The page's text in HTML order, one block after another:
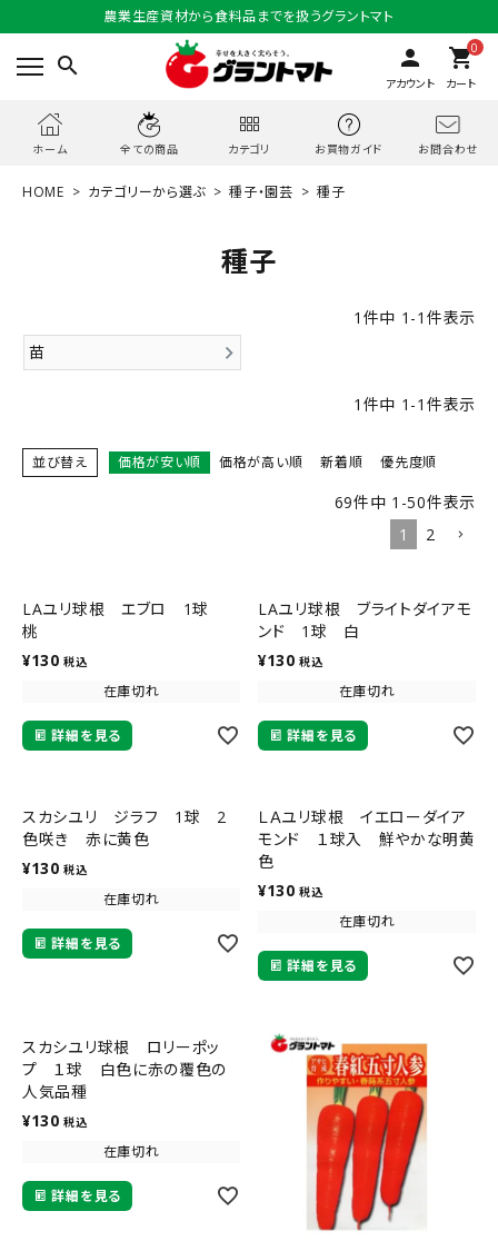
農業生産資材から食料品までを扱うグラントマト
search person
アカウント
0
shopping_cart
カート
ホーム 全ての商品 カテゴリ お買物ガイド お問合わせ
HOME カテゴリーから選ぶ 種子・園芸 種子
種子
1 件中 1 -1 件表示
苗
1 件中 1 -1 件表示
並び替え 価格が安い順 価格が高い順 新着順 優先度順
69件中 1 -50件表示
1
2
LAユリ球根 エブロ 1球
桃
¥130 税込
在庫切れ
詳細を見る
LAユリ球根 ブライトダイアモ
ンド 1球 白
¥130 税込
在庫切れ
詳細を見る
スカシユリ ジラフ 1球 2
色咲き 赤に黄色
¥130 税込
在庫切れ
詳細を見る
ＬＡユリ球根 イエローダイア
モンド １球入 鮮やかな明黄
色
¥130 税込
在庫切れ
詳細を見る
スカシユリ球根 ロリーポッ
プ １球 白色に赤の覆色の
人気品種
¥130 税込
在庫切れ
詳細を見る